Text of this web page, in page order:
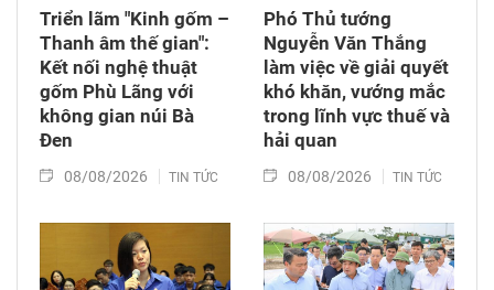
Triển lãm "Kinh gốm –
Thanh âm thế gian":
Kết nối nghệ thuật
gốm Phù Lãng với
không gian núi Bà
Đen
08/08/2026 TIN TỨC
Phó Thủ tướng
Nguyễn Văn Thắng
làm việc về giải quyết
khó khăn, vướng mắc
trong lĩnh vực thuế và
hải quan
08/08/2026 TIN TỨC